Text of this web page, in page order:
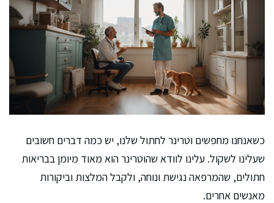
כשאנחנו מחפשים וטרינר לחתול שלנו, יש כמה דברים חשובים
שעלינו לשקול. עלינו לוודא שהוטרינר הוא מאוד מיומן בבריאות
חתולים, שהמרפאה נגישת ונוחה, ולקבל המלצות וביקורות
מאנשים אחרים.